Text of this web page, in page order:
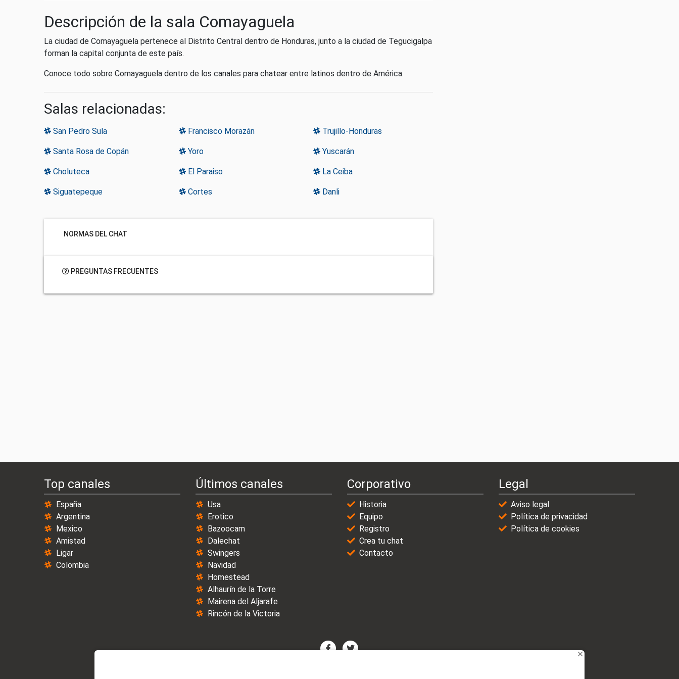
Descripción de la sala Comayaguela
La ciudad de Comayaguela pertenece al Distrito Central dentro de Honduras, junto a la ciudad de Tegucigalpa
forman la capital conjunta de este país.
Conoce todo sobre Comayaguela dentro de los canales para chatear entre latinos dentro de América.
Salas relacionadas:
San Pedro Sula Francisco Morazán Trujillo-Honduras
Santa Rosa de Copán Yoro Yuscarán
Choluteca El Paraiso La Ceiba
Siguatepeque Cortes Danli
NORMAS DEL CHAT
PREGUNTAS FRECUENTES
Top canales
España
Argentina
Mexico
Amistad
Ligar
Colombia
Últimos canales
Usa
Erotico
Bazoocam
Dalechat
Swingers
Navidad
Homestead
Alhaurín de la Torre
Mairena del Aljarafe
Rincón de la Victoria
Corporativo
Historia
Equipo
Registro
Crea tu chat
Contacto
Legal
Aviso legal
Política de privacidad
Política de cookies